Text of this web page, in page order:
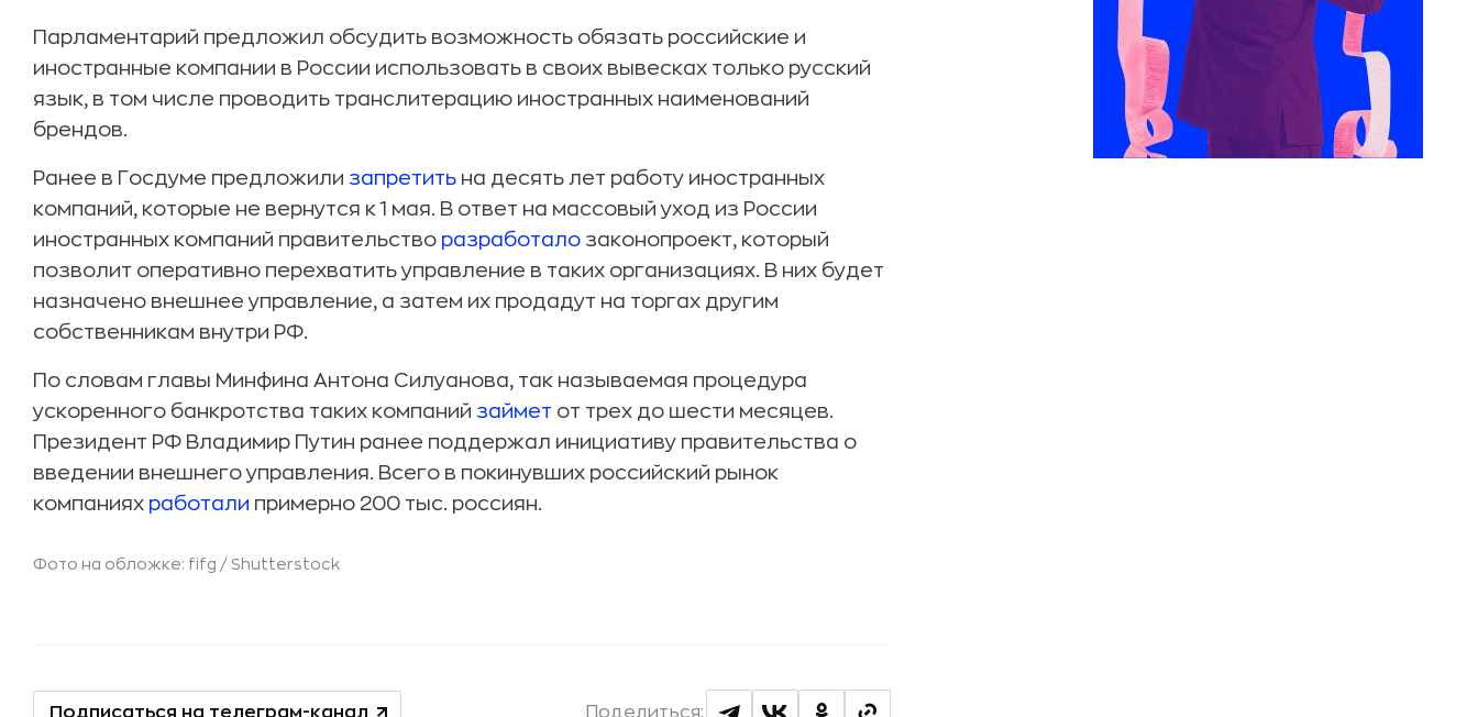
Парламентарий предложил обсудить возможность обязать российские и
иностранные компании в России использовать в своих вывесках только русский
язык, в том числе проводить транслитерацию иностранных наименований
брендов.
Ранее в Госдуме предложили запретить на десять лет работу иностранных
компаний, которые не вернутся к 1 мая. В ответ на массовый уход из России
иностранных компаний правительство разработало законопроект, который
позволит оперативно перехватить управление в таких организациях. В них будет
назначено внешнее управление, а затем их продадут на торгах другим
собственникам внутри РФ.
По словам главы Минфина Антона Силуанова, так называемая процедура
ускоренного банкротства таких компаний займет от трех до шести месяцев.
Президент РФ Владимир Путин ранее поддержал инициативу правительства о
введении внешнего управления. Всего в покинувших российский рынок
компаниях работали примерно 200 тыс. россиян.
Фото на обложке: fifg / Shutterstock
Подписаться на телеграм-канал Поделиться: